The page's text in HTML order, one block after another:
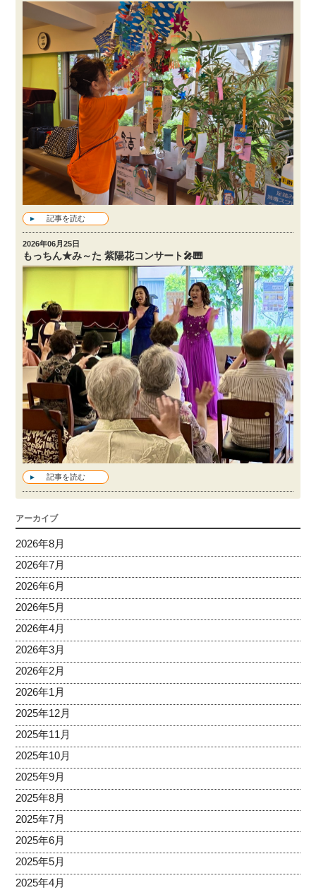
記事を読む
2026年06月25日
もっちん★み～た 紫陽花コンサート🎤🎹
記事を読む
アーカイブ
2026年8月
2026年7月
2026年6月
2026年5月
2026年4月
2026年3月
2026年2月
2026年1月
2025年12月
2025年11月
2025年10月
2025年9月
2025年8月
2025年7月
2025年6月
2025年5月
2025年4月